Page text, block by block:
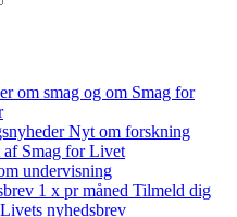
om smag og om Smag for
Nyt om forskning
af Smag for Livet
undervisning
1 x pr måned Tilmeld dig
nyhedsbrev